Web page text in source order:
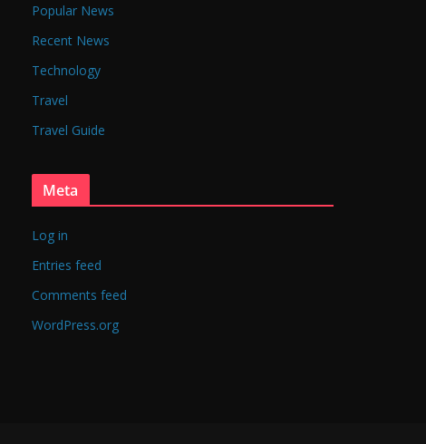
Popular News
Recent News
Technology
Travel
Travel Guide
Meta
Log in
Entries feed
Comments feed
WordPress.org